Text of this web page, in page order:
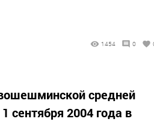
1454 0
средней
сентября 2004 года в